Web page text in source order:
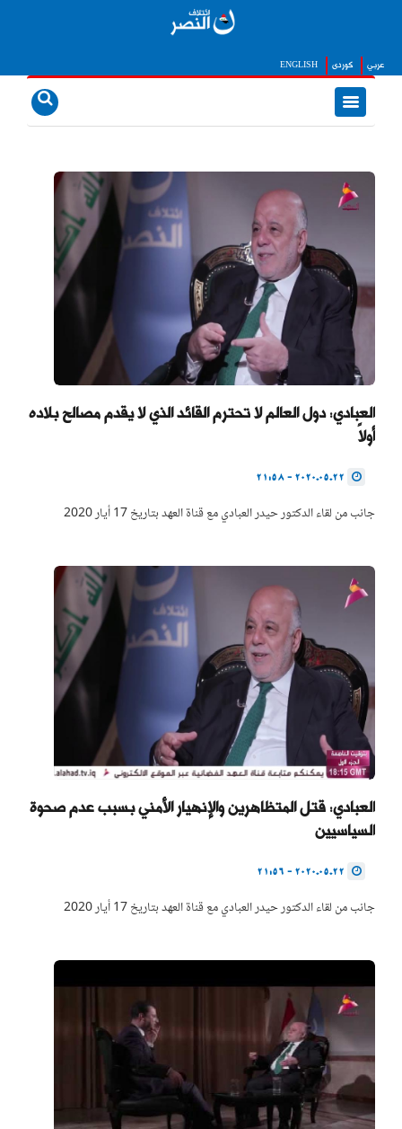
ENGLISH كوردى عربي
العبادي: دول العالم لا تحترم القائد الذي لا يقدم مصالح بلاده
أولاً
جانب من لقاء الدكتور حيدر العبادي مع قناة العهد بتاريخ 17 أيار 2020
العبادي: قتل المتظاهرين والإنهيار الأمني بسبب عدم صحوة
السياسيين
جانب من لقاء الدكتور حيدر العبادي مع قناة العهد بتاريخ 17 أيار 2020